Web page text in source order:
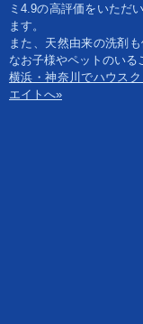
ミ4.9の高評価をいただ
ます。
また、天然由来の洗剤
なお子様やペットのいる
横浜・神奈川でハウス
エイトへ»